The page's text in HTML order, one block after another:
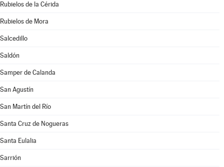
Rubielos de la Cérida
Rubielos de Mora
Salcedillo
Saldón
Samper de Calanda
San Agustín
San Martín del Río
Santa Cruz de Nogueras
Santa Eulalia
Sarrión